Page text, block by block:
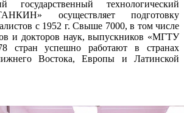
технологический
осуществляет подготовку
с 1952 г. Свыше 7000, в том числе
и докторов наук, выпускников «МГТУ
успешно работают в странах
Востока, Европы и Латинской